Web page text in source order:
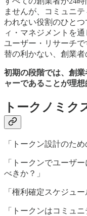
ませんが、コミュニ
われない役割のひと
ィ・マネジメントを
ユーザー・リサーチ
替の利かない、創業者
初期の段階では、創
ャーであることが理想
トークノミク
「トークン設計のた
「トークンでユーザ
べきか？」
「権利確定スケジュ
「トークンはコミュ